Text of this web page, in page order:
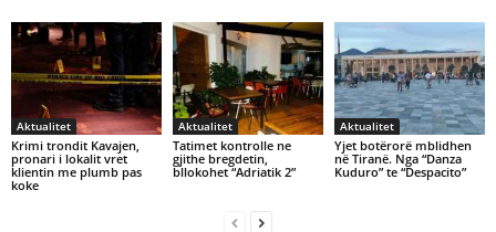
Aktualitet
Krimi trondit Kavajen,
pronari i lokalit vret
klientin me plumb pas
koke
Aktualitet
Tatimet kontrolle ne
gjithe bregdetin,
bllokohet “Adriatik 2”
Aktualitet
Yjet botërorë mblidhen
në Tiranë. Nga “Danza
Kuduro” te “Despacito”